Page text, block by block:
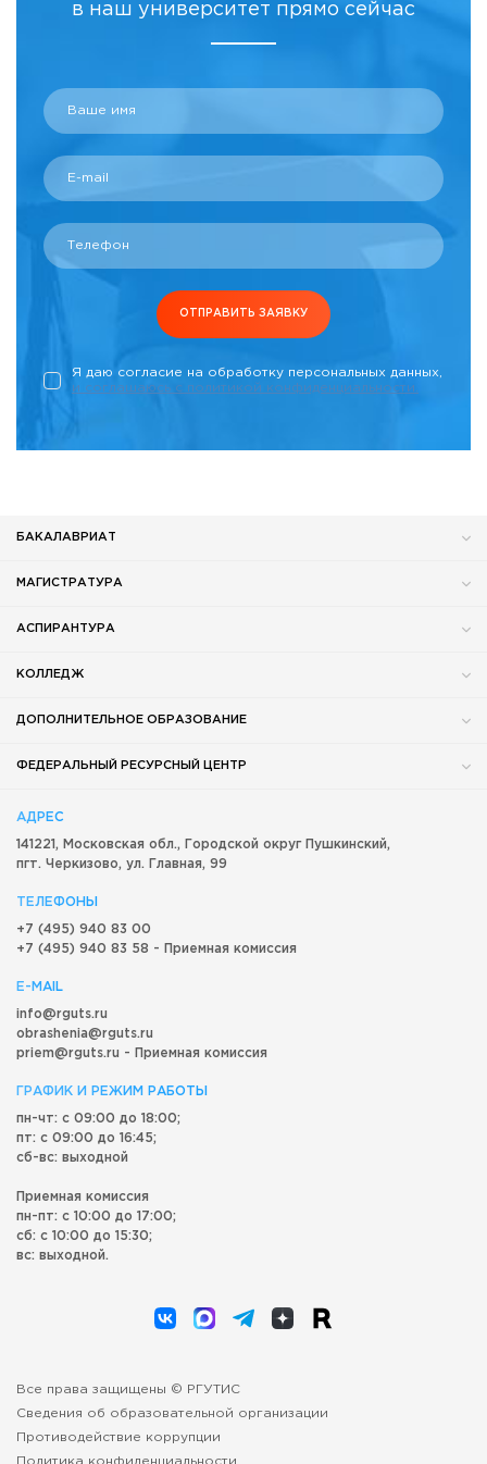
в наш университет прямо сейчас
Ваше имя
E-mail
Телефон
ОТПРАВИТЬ ЗАЯВКУ
Я даю согласие на обработку персональных данных,
и соглашаюсь c политикой конфиденциальности.
БАКАЛАВРИАТ
МАГИСТРАТУРА
АСПИРАНТУРА
КОЛЛЕДЖ
ДОПОЛНИТЕЛЬНОЕ ОБРАЗОВАНИЕ
ФЕДЕРАЛЬНЫЙ РЕСУРСНЫЙ ЦЕНТР
АДРЕС
141221, Московская обл., Городской округ Пушкинский,
пгт. Черкизово, ул. Главная, 99
ТЕЛЕФОНЫ
+7 (495) 940 83 00
+7 (495) 940 83 58 - Приемная комиссия
E-MAIL
info@rguts.ru
obrashenia@rguts.ru
priem@rguts.ru - Приемная комиссия
ГРАФИК И РЕЖИМ РАБОТЫ
пн-чт: с 09:00 до 18:00;
пт: с 09:00 до 16:45;
сб-вс: выходной
Приемная комиссия
пн-пт: с 10:00 до 17:00;
сб: с 10:00 до 15:30;
вс: выходной.
Все права защищены © РГУТИС
Сведения об образовательной организации
Противодействие коррупции
Политика конфиденциальности